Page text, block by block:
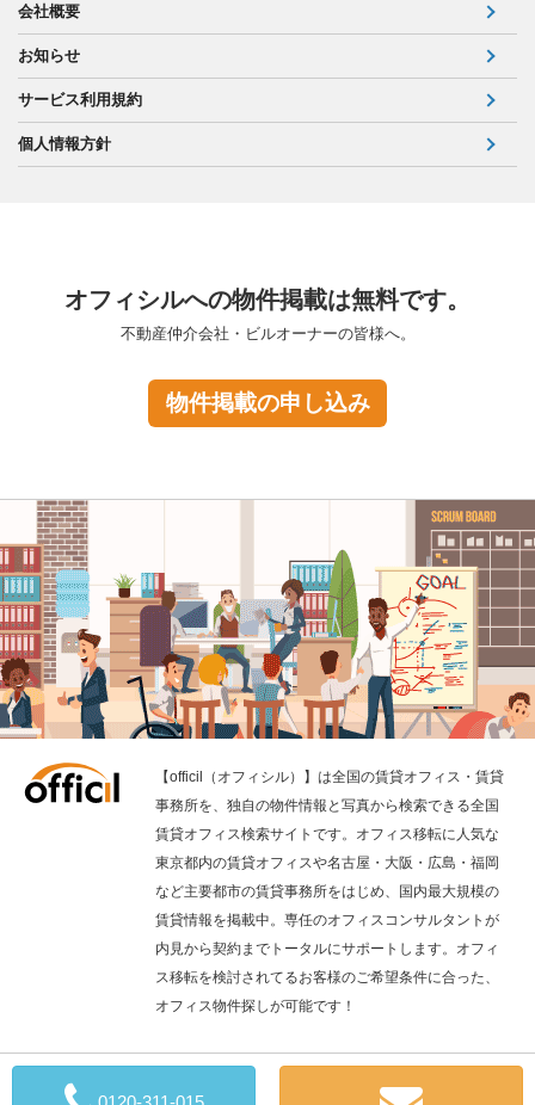
会社概要
お知らせ
サービス利用規約
個人情報方針
オフィシルへの物件掲載は無料です。
不動産仲介会社・ビルオーナーの皆様へ。
物件掲載の申し込み
【officil（オフィシル）】は全国の賃貸オフィス・賃貸
事務所を、独自の物件情報と写真から検索できる全国
賃貸オフィス検索サイトです。オフィス移転に人気な
東京都内の賃貸オフィスや名古屋・大阪・広島・福岡
など主要都市の賃貸事務所をはじめ、国内最大規模の
賃貸情報を掲載中。専任のオフィスコンサルタントが
内見から契約までトータルにサポートします。オフィ
ス移転を検討されてるお客様のご希望条件に合った、
オフィス物件探しが可能です！
全国の賃貸オフィス検索の「officil」